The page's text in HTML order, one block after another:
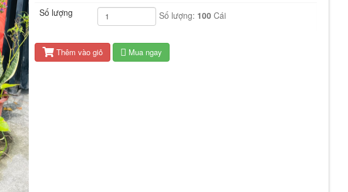
Số lượng Số lượng: 100 Cái
Thêm vào giỏ Mua ngay